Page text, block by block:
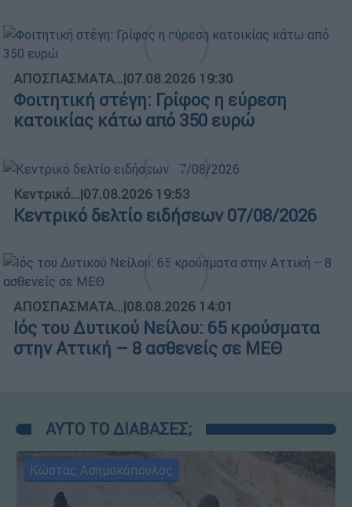
ΑΠΟΣΠΑΣΜΑΤΑ...|07.08.2026 19:30
Φοιτητική στέγη: Γρίφος η εύρεση
κατοικίας κάτω από 350 ευρώ
Κεντρικό...|07.08.2026 19:53
Κεντρικό δελτίο ειδήσεων 07/08/2026
ΑΠΟΣΠΑΣΜΑΤΑ...|08.08.2026 14:01
Ιός του Δυτικού Νείλου: 65 κρούσματα
στην Αττική – 8 ασθενείς σε ΜΕΘ
ΑΥΤΟ ΤΟ ΔΙΑΒΑΣΕΣ;
Κώστας Ασημακόπουλος